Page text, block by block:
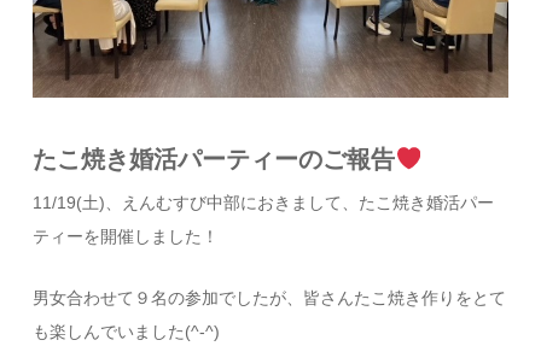
たこ焼き婚活パーティーのご報告
11/19(土)、えんむすび中部におきまして、たこ焼き婚活パー
ティーを開催しました！
男女合わせて９名の参加でしたが、皆さんたこ焼き作りをとて
も楽しんでいました(^-^)